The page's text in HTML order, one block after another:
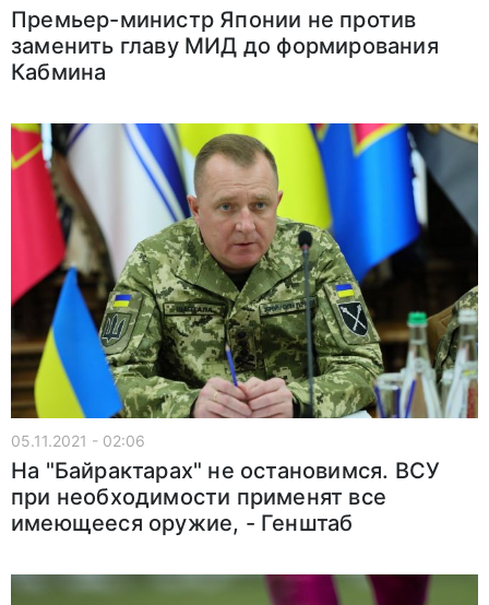
Премьер-министр Японии не против
заменить главу МИД до формирования
Кабмина
05.11.2021 - 02:06
На "Байрактарах" не остановимся. ВСУ
при необходимости применят все
имеющееся оружие, - Генштаб